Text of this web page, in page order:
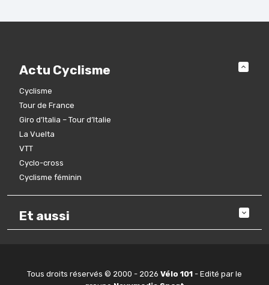
Actu Cyclisme
Cyclisme
Tour de France
Giro d’Italia – Tour d’Italie
La Vuelta
VTT
Cyclo-cross
Cyclisme féminin
Et aussi
Tous droits réservés © 2000 - 2026 Vélo 101 - Edité par le